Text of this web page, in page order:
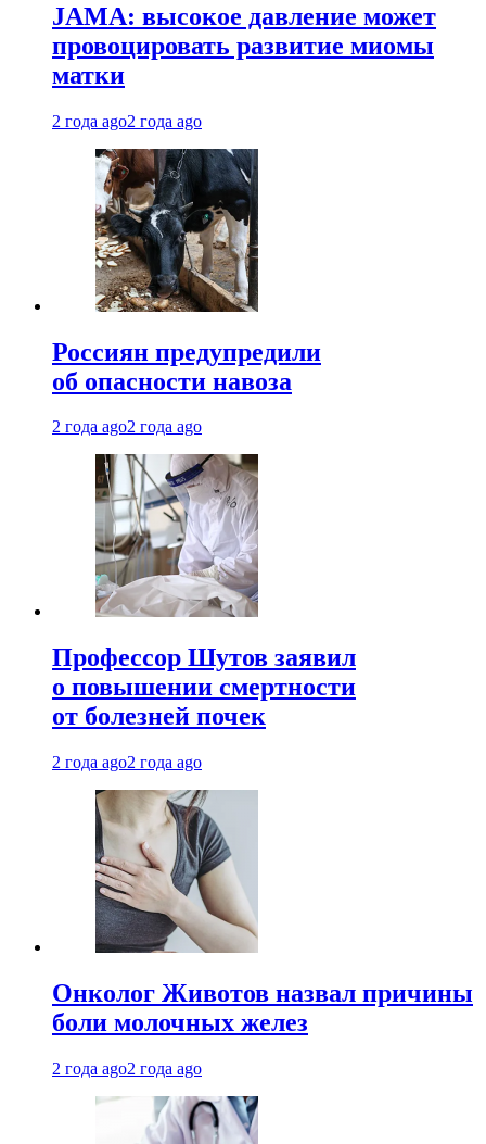
JAMA: высокое давление может
провоцировать развитие миомы
матки
2 года ago2 года ago
Россиян предупредили
об опасности навоза
2 года ago2 года ago
Профессор Шутов заявил
о повышении смертности
от болезней почек
2 года ago2 года ago
Онколог Животов назвал причины
боли молочных желез
2 года ago2 года ago